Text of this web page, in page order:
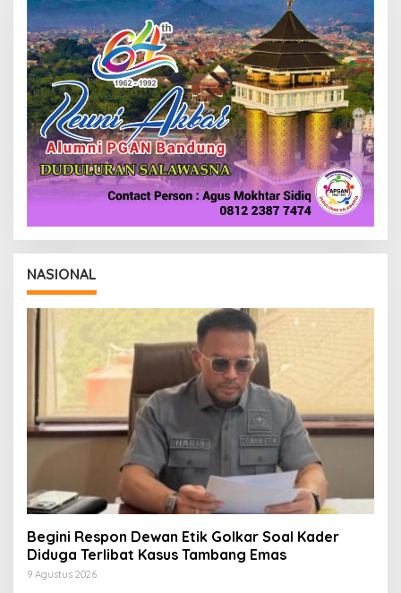
A
K
S
I
NASIONAL
Begini Respon Dewan Etik Golkar Soal Kader
Diduga Terlibat Kasus Tambang Emas
9 Agustus 2026